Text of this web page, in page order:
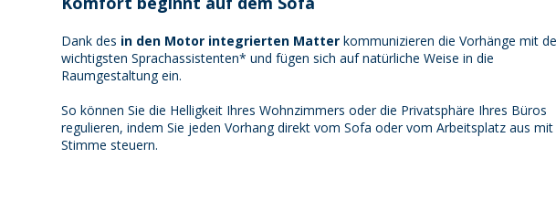
Dank des in den Motor integrierten Matter kommunizieren die Vorhänge mit
wichtigsten Sprachassistenten* und fügen sich auf natürliche Weise in die
Raumgestaltung ein.
So können Sie die Helligkeit Ihres Wohnzimmers oder die Privatsphäre Ihres Büros
regulieren, indem Sie jeden Vorhang direkt vom Sofa oder vom Arbeitsplatz aus
Stimme steuern.